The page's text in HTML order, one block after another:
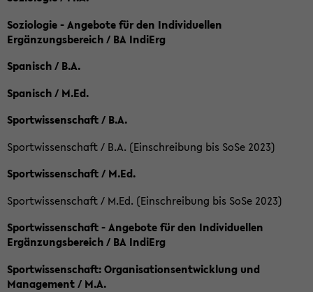
Soziologie - Angebote für den Individuellen
Ergänzungsbereich / BA IndiErg
Spanisch / B.A.
Spanisch / M.Ed.
Sportwissenschaft / B.A.
Sportwissenschaft / B.A. (Einschreibung bis SoSe 2023)
Sportwissenschaft / M.Ed.
Sportwissenschaft / M.Ed. (Einschreibung bis SoSe 2023)
Sportwissenschaft - Angebote für den Individuellen
Ergänzungsbereich / BA IndiErg
Sportwissenschaft: Organisationsentwicklung und
Management / M.A.